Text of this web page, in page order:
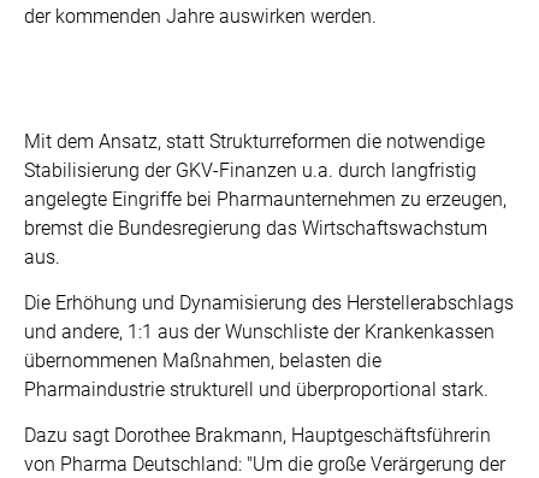
der kommenden Jahre auswirken werden.
Mit dem Ansatz, statt Strukturreformen die notwendige
Stabilisierung der GKV-Finanzen u.a. durch langfristig
angelegte Eingriffe bei Pharmaunternehmen zu erzeugen,
bremst die Bundesregierung das Wirtschaftswachstum
aus.
Die Erhöhung und Dynamisierung des Herstellerabschlags
und andere, 1:1 aus der Wunschliste der Krankenkassen
übernommenen Maßnahmen, belasten die
Pharmaindustrie strukturell und überproportional stark.
Dazu sagt Dorothee Brakmann, Hauptgeschäftsführerin
von Pharma Deutschland: "Um die große Verärgerung der